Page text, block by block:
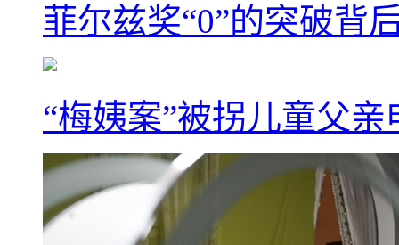
菲尔兹奖“0”的突破背
“梅姨案”被拐儿童父